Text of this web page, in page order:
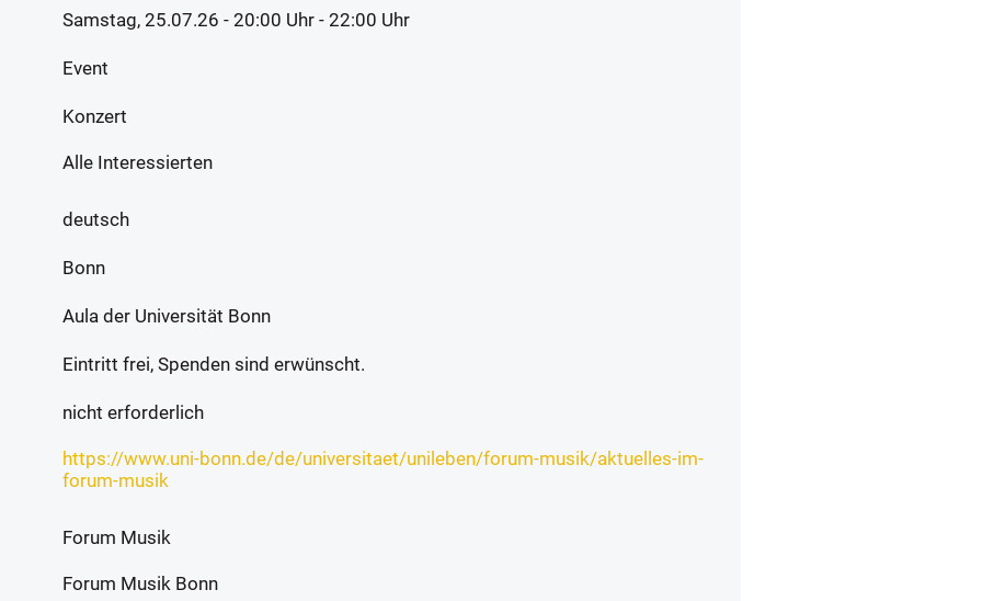
Samstag, 25.07.26 - 20:00 Uhr - 22:00 Uhr
Event
Konzert
Alle Interessierten
deutsch
Bonn
Aula der Universität Bonn
Eintritt frei, Spenden sind erwünscht.
nicht erforderlich
https://www.uni-bonn.de/de/universitaet/unileben/forum-musik/aktuelles-im-
forum-musik
Forum Musik
Forum Musik Bonn